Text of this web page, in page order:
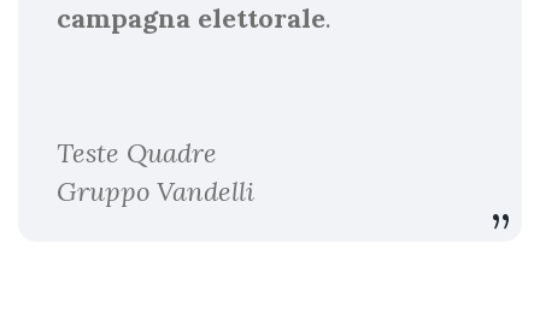
campagna elettorale.
Teste Quadre
Gruppo Vandelli